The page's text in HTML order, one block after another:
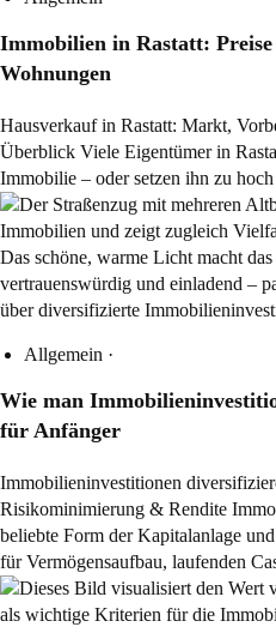
Immobilien in Rastatt:
Wohnungen
Hausverkauf in Rastatt: Markt,
Überblick Viele Eigentümer in
Immobilie – oder setzen ihn zu
Allgemein ·
Wie man
für Anfänger
Immobilieninvestitionen
Risikominimierung & Rendite
beliebte Form der Kapitalanlage
für Vermögensaufbau, laufenden